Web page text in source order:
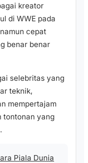
kreator
di WWE pada
cepat
benar benar
selebritas yang
teknik,
mempertajam
tontonan yang
Piala Dunia